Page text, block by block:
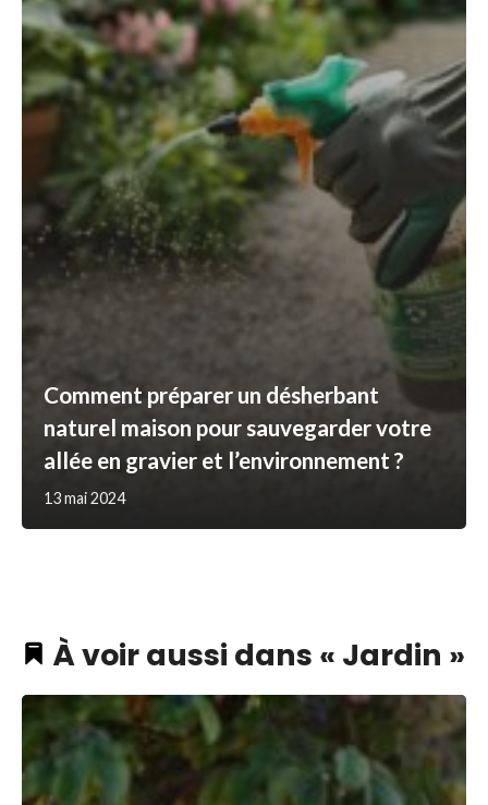
Comment préparer un désherbant
naturel maison pour sauvegarder votre
allée en gravier et l’environnement ?
13 mai 2024
À voir aussi dans « Jardin »